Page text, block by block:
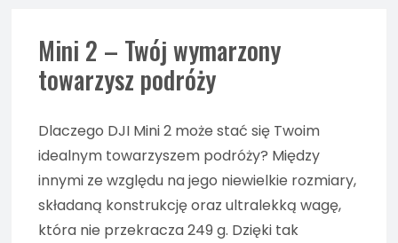
Mini 2 – Twój wymarzony
towarzysz podróży
Dlaczego DJI Mini 2 może stać się Twoim
idealnym towarzyszem podróży? Między
innymi ze względu na jego niewielkie rozmiary,
składaną konstrukcję oraz ultralekką wagę,
która nie przekracza 249 g. Dzięki tak